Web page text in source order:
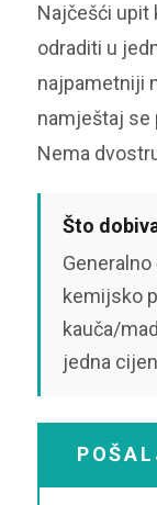
Najčešći upit
odraditi u
najpametniji
namještaj se
Nema
Što
kemijsko
kauča/
jedna